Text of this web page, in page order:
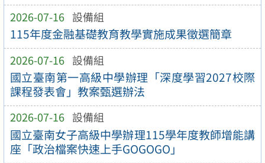
2026-07-16 設備組
115年度金融基礎教育教學實施成果徵選簡章
2026-07-16 設備組
國立臺南第一高級中學辦理「深度學習2027校際
課程發表會」教案甄選辦法
2026-07-16 設備組
國立臺南女子高級中學辦理115學年度教師增能講
座「政治檔案快速上手GOGOGO」